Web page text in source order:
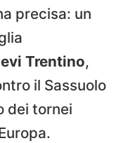
precisa: un
Trentino,
il Sassuolo
dei tornei